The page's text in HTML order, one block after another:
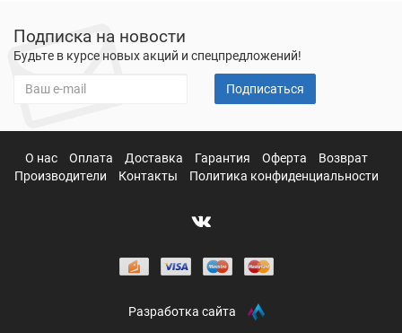
Подписка на новости
Будьте в курсе новых акций и спецпредложений!
Подписаться
О нас Оплата Доставка Гарантия Оферта
Возврат
Производители
Контакты Политика конфиденциальности
Разработка сайта